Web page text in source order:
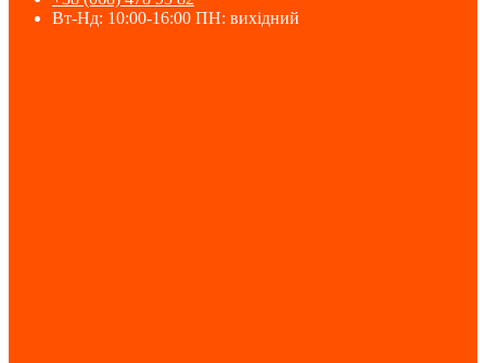
Вт-Нд: 10:00-16:00 ПН: вихідний